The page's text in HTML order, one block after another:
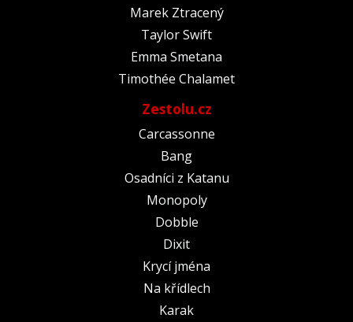
Marek Ztracený
Taylor Swift
Emma Smetana
Timothée Chalamet
Zestolu.cz
Carcassonne
Bang
Osadníci z Katanu
Monopoly
Dobble
Dixit
Krycí jména
Na křídlech
Karak